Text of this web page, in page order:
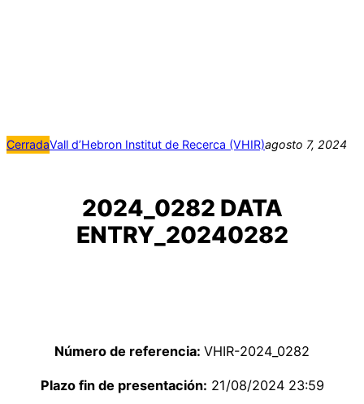
CerradaVall d’Hebron Institut de Recerca (VHIR)agosto 7, 2024
2024_0282 DATA
ENTRY_20240282
Número de referencia: VHIR-2024_0282
Plazo fin de presentación: 21/08/2024 23:59